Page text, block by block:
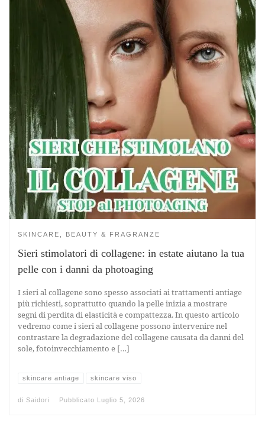
SKINCARE, BEAUTY & FRAGRANZE
Sieri stimolatori di collagene: in estate aiutano la tua
pelle con i danni da photoaging
I sieri al collagene sono spesso associati ai trattamenti antiage
più richiesti, soprattutto quando la pelle inizia a mostrare
segni di perdita di elasticità e compattezza. In questo articolo
vedremo come i sieri al collagene possono intervenire nel
contrastare la degradazione del collagene causata da danni del
sole, fotoinvecchiamento e […]
skincare antiage skincare viso
di Saidori Pubblicato Luglio 5, 2026